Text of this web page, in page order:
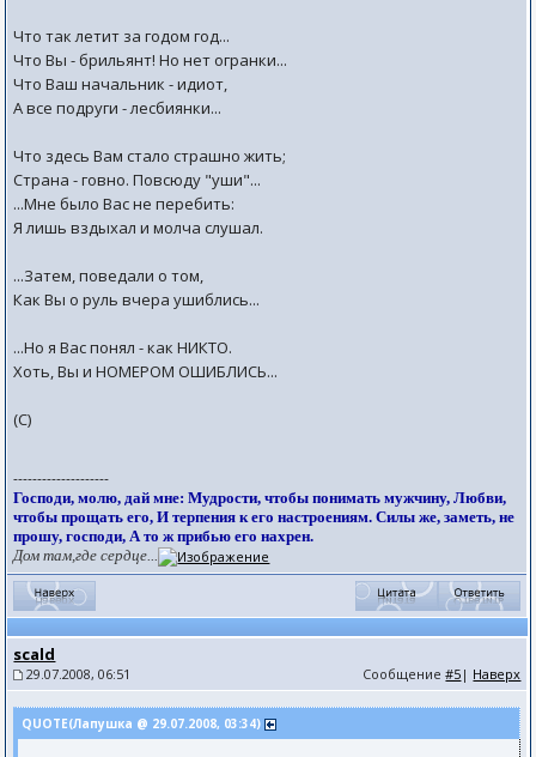
Что так летит за годом год...
Что Вы - брильянт! Но нет огранки...
Что Ваш начальник - идиот,
А все подруги - леcбиянки...
Что здесь Вам стало страшно жить;
Страна - говно. Повсюду "уши"...
...Мне было Вас не перебить:
Я лишь вздыхал и молча слушал.
...Затем, поведали о том,
Как Вы о руль вчера ушиблись...
...Но я Вас понял - как НИКТО.
Хоть, Вы и НОМЕРОМ ОШИБЛИСЬ...
(С)
--------------------
Господи, молю, дай мне: Мудрости, чтобы понимать мужчину, Любви,
чтобы прощать его, И терпения к его настроениям. Силы же, заметь, не
прошу, господи, А то ж прибью его нахрен.
Дом там,где сердце...
scald
29.07.2008, 06:51 Сообщение#5 | Наверх
QUOTE(Лапушка @ 29.07.2008, 03:34)